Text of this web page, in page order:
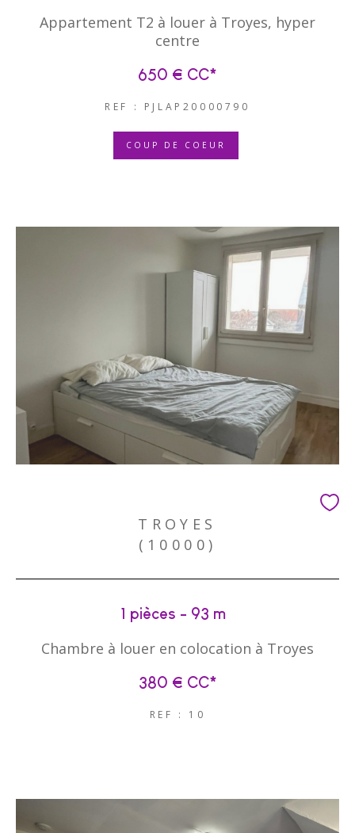
Appartement T2 à louer à Troyes, hyper
centre
650 € CC*
REF : PJLAP20000790
COUP DE COEUR
TROYES
(10000)
1 pièces - 93 m²
Chambre à louer en colocation à Troyes
380 € CC*
REF : 10